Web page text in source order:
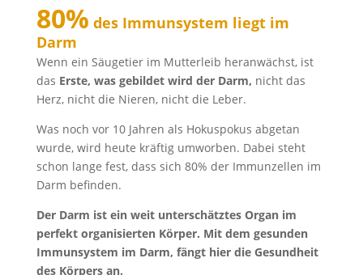
80% des Immunsystem liegt im
Darm
Wenn ein Säugetier im Mutterleib heranwächst, ist
das Erste, was gebildet wird der Darm, nicht das
Herz, nicht die Nieren, nicht die Leber.
Was noch vor 10 Jahren als Hokuspokus abgetan
wurde, wird heute kräftig umworben. Dabei steht
schon lange fest, dass sich 80% der Immunzellen im
Darm befinden.
Der Darm ist ein weit unterschätztes Organ im
perfekt organisierten Körper. Mit dem gesunden
Immunsystem im Darm, fängt hier die Gesundheit
des Körpers an.